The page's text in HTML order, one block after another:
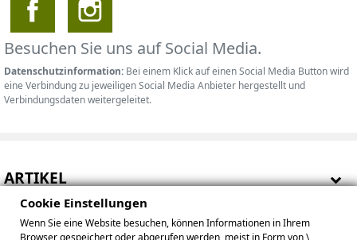
Besuchen Sie uns auf Social Media.
Datenschutzinformation: Bei einem Klick auf einen Social Media Button wird
eine Verbindung zu jeweiligen Social Media Anbieter hergestellt und
Verbindungsdaten weitergeleitet.
ARTIKEL
HINWEISE
Cookie Einstellungen
Wenn Sie eine Website besuchen, können Informationen in Ihrem
Browser gespeichert oder abgerufen werden, meist in Form von \